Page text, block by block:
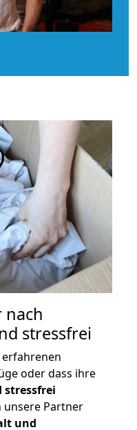
nach
stressfrei
oder dass ihre
stressfrei
unsere Partner
und